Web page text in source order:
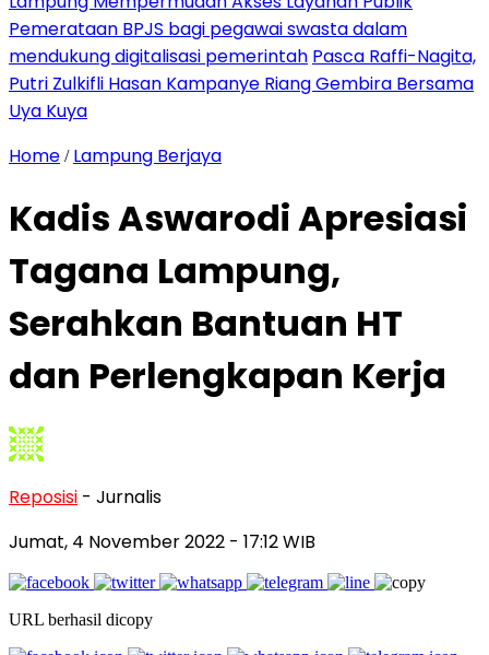
Pemerataan BPJS bagi pegawai swasta dalam
mendukung digitalisasi pemerintah Pasca Raffi-Nagita,
Putri Zulkifli Hasan Kampanye Riang Gembira Bersama
Uya Kuya
Home / Lampung Berjaya
Kadis Aswarodi Apresiasi
Tagana Lampung,
Serahkan Bantuan HT
dan Perlengkapan Kerja
Reposisi - Jurnalis
Jumat, 4 November 2022 - 17:12 WIB
URL berhasil dicopy